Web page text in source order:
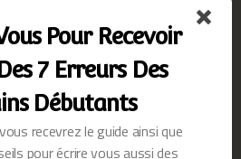
en papier et numérique
vont le publier aussi
pour la version ebook, idem
Pour Recevoir
7 Erreurs Des
Débutants
recevrez le guide ainsi que
pour écrire vous aussi des